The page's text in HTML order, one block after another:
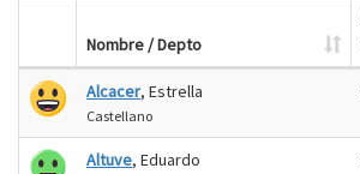
Nombre / Depto
Alcacer, Estrella
Castellano
Altuve, Eduardo